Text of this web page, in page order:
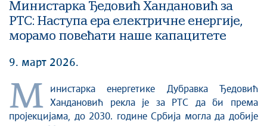
Министарка Ђедовић Хандановић за
РТС: Наступа ера електричне енергије,
морамо повећати наше капацитете
9. март 2026.
М
инистарка енергетике Дубравка Ђедовић
Хандановић рекла је за РТС да би према
пројекцијама, до 2030. године Србија могла да добије